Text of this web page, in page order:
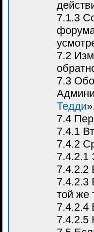
7.1.3
7.2
7.3
Тедди
7.4
7.4.1
7.4.2
7.4.2.1
7.4.2.2
7.4.2.3
той же
7.4.2.4
7.4.2.5